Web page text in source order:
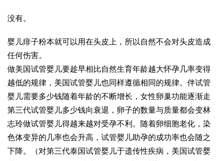
没有。
婴儿痱子粉本就可以用在头皮上，所以自然不会对头皮造成
任何伤害。
做美国试管婴儿要趁早相比自然生育年龄越大怀孕几率变得
越低的规律，美国试管婴儿也同样遵循相同的规律。伴试管
婴儿需要多少钱随着年龄的不断增长，女性卵巢功能逐渐走
第三代试管婴儿多少钱向衰退，卵子的数量与质量都会变林
志玲做试管婴儿得越来越对受孕不利。随着卵细胞老化，染
色体变异的几率也会升高，试管婴儿助孕的成功率也会随之
下降。（对第三代泰国试管婴儿于遗传性疾病，美国试管婴